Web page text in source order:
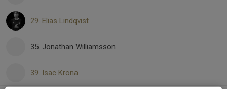
29. Elias Lindqvist
35. Jonathan Williamsson
39. Isac Krona